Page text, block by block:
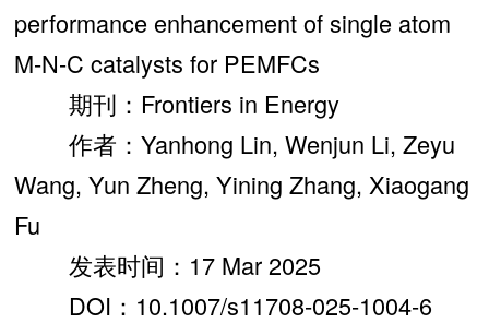
performance enhancement of single atom
M-N-C catalysts for PEMFCs
期刊：Frontiers in Energy
作者：Yanhong Lin, Wenjun Li, Zeyu
Wang, Yun Zheng, Yining Zhang, Xiaogang
Fu
发表时间：17 Mar 2025
DOI：10.1007/s11708-025-1004-6